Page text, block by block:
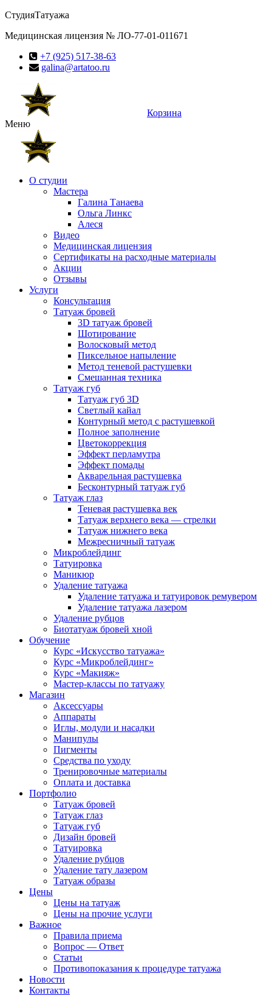
СтудияТатуажа
Медицинская лицензия № ЛО-77-01-011671
+7 (925) 517-38-63
galina@artatoo.ru
Корзина
Меню
О студии
Мастера
Галина Танаева
Ольга Линкс
Алеся
Видео
Медицинская лицензия
Сертификаты на расходные материалы
Акции
Отзывы
Услуги
Консультация
Татуаж бровей
3D татуаж бровей
Шотирование
Волосковый метод
Пиксельное напыление
Метод теневой растушевки
Смешанная техника
Татуаж губ
Татуаж губ 3D
Светлый кайал
Контурный метод с растушевкой
Полное заполнение
Цветокоррекция
Эффект перламутра
Эффект помады
Акварельная растушевка
Бесконтурный татуаж губ
Татуаж глаз
Теневая растушевка век
Татуаж верхнего века — стрелки
Татуаж нижнего века
Межресничный татуаж
Микроблейдинг
Татуировка
Маникюр
Удаление татуажа
Удаление татуажа и татуировок ремувером
Удаление татуажа лазером
Удаление рубцов
Биотатуаж бровей хной
Обучение
Курс «Искусство татуажа»
Курс «Микроблейдинг»
Курс «Макияж»
Мастер-классы по татуажу
Магазин
Аксессуары
Аппараты
Иглы, модули и насадки
Манипулы
Пигменты
Средства по уходу
Тренировочные материалы
Оплата и доставка
Портфолио
Татуаж бровей
Татуаж глаз
Татуаж губ
Дизайн бровей
Татуировка
Удаление рубцов
Удаление тату лазером
Татуаж образы
Цены
Цены на татуаж
Цены на прочие услуги
Важное
Правила приема
Вопрос — Ответ
Статьи
Противопоказания к процедуре татуажа
Новости
Контакты